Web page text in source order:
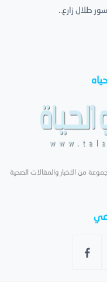
طلال زارع..
من الاخبار والمقالات الصحية